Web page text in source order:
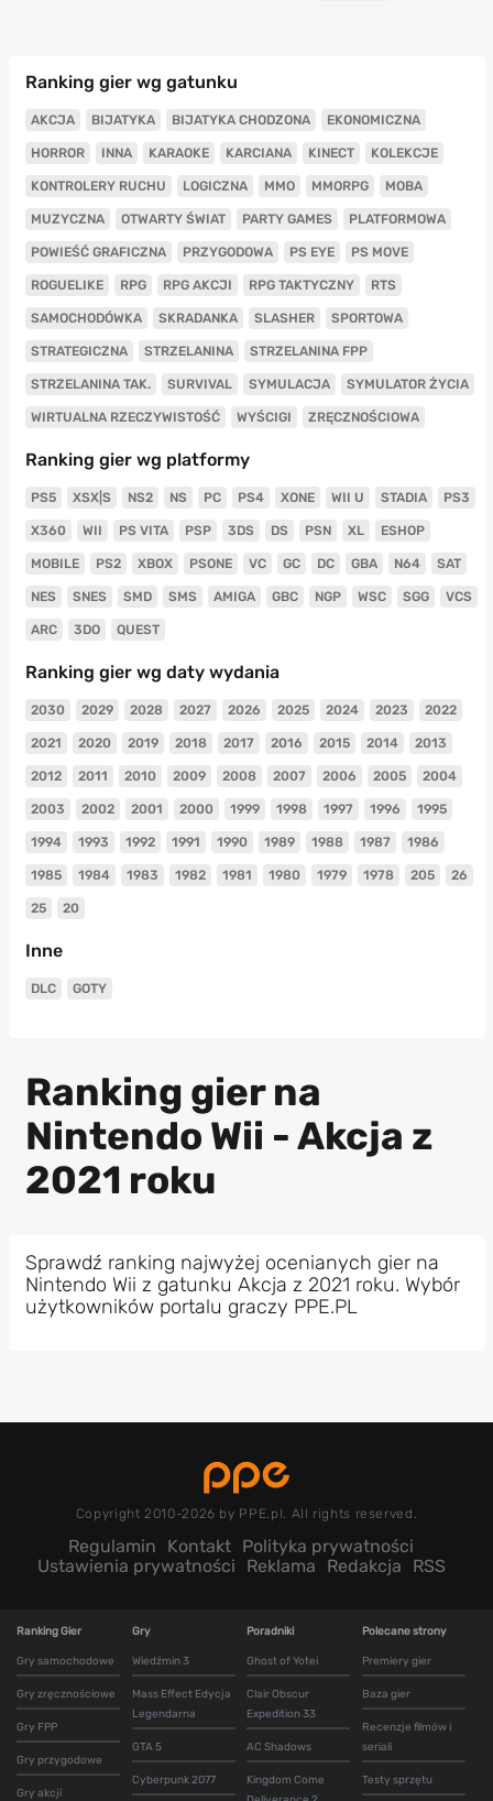
Ranking gier wg gatunku
AKCJA BIJATYKA BIJATYKA CHODZONA EKONOMICZNA
HORROR INNA KARAOKE KARCIANA KINECT KOLEKCJE
KONTROLERY RUCHU LOGICZNA MMO MMORPG MOBA
MUZYCZNA OTWARTY ŚWIAT PARTY GAMES PLATFORMOWA
POWIEŚĆ GRAFICZNA PRZYGODOWA PS EYE PS MOVE
ROGUELIKE RPG RPG AKCJI RPG TAKTYCZNY RTS
SAMOCHODÓWKA SKRADANKA SLASHER SPORTOWA
STRATEGICZNA STRZELANINA STRZELANINA FPP
STRZELANINA TAK. SURVIVAL SYMULACJA SYMULATOR ŻYCIA
WIRTUALNA RZECZYWISTOŚĆ WYŚCIGI ZRĘCZNOŚCIOWA
Ranking gier wg platformy
PS5 XSX|S NS2 NS PC PS4 XONE WII U STADIA PS3
X360 WII PS VITA PSP 3DS DS PSN XL ESHOP
MOBILE PS2 XBOX PSONE VC GC DC GBA N64 SAT
NES SNES SMD SMS AMIGA GBC NGP WSC SGG VCS
ARC 3DO QUEST
Ranking gier wg daty wydania
2030 2029 2028 2027 2026 2025 2024 2023 2022
2021 2020 2019 2018 2017 2016 2015 2014 2013
2012 2011 2010 2009 2008 2007 2006 2005 2004
2003 2002 2001 2000 1999 1998 1997 1996 1995
1994 1993 1992 1991 1990 1989 1988 1987 1986
1985 1984 1983 1982 1981 1980 1979 1978 205 26
25 20
Inne
DLC GOTY
Ranking gier na
Nintendo Wii - Akcja z
2021 roku
Sprawdź ranking najwyżej ocenianych gier na
Nintendo Wii z gatunku Akcja z 2021 roku. Wybór
użytkowników portalu graczy PPE.PL
Copyright 2010-2026 by PPE.pl. All rights reserved.
Regulamin Kontakt Polityka prywatności
Ustawienia prywatności
Reklama Redakcja RSS
Ranking Gier
Gry samochodowe
Gry zręcznościowe
Gry FPP
Gry przygodowe
Gry akcji
Gry
Wiedźmin 3
Mass Effect Edycja
Legendarna
GTA 5
Cyberpunk 2077
Poradniki
Ghost of Yotei
Clair Obscur
Expedition 33
AC Shadows
Kingdom Come
Polecane strony
Premiery gier
Baza gier
Recenzje filmów i
seriali
Testy sprzętu